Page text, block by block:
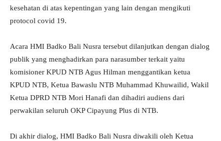
kesehatan di atas kepentingan yang lain dengan mengikuti
protocol covid 19.
Acara HMI Badko Bali Nusra tersebut dilanjutkan dengan dialog
publik yang menghadirkan para narasumber terkait yaitu
komisioner KPUD NTB Agus Hilman menggantikan ketua
KPUD NTB, Ketua Bawaslu NTB Muhammad Khuwailid, Wakil
Ketua DPRD NTB Mori Hanafi dan dihadiri audiens dari
perwakilan seluruh OKP Cipayung Plus di NTB.
Di akhir dialog, HMI Badko Bali Nusra diwakili oleh Ketua